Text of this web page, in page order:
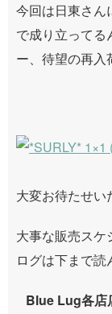
今回は日東さん
で成り立って
ー、待望の再入
大変お待たせい
大事な販売ス
ログは下まで読
Blue Lug各店